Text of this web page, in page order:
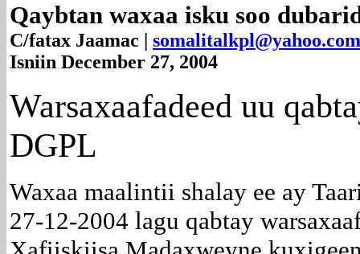
Qaybtan waxaa isku soo
C/fatax Jaamac | somalitalkpl@yahoo.com
Isniin December 27, 2004
Warsaxaafadeed uu
DGPL
Waxaa maalintii shalay ee ay
27-12-2004 lagu qabtay